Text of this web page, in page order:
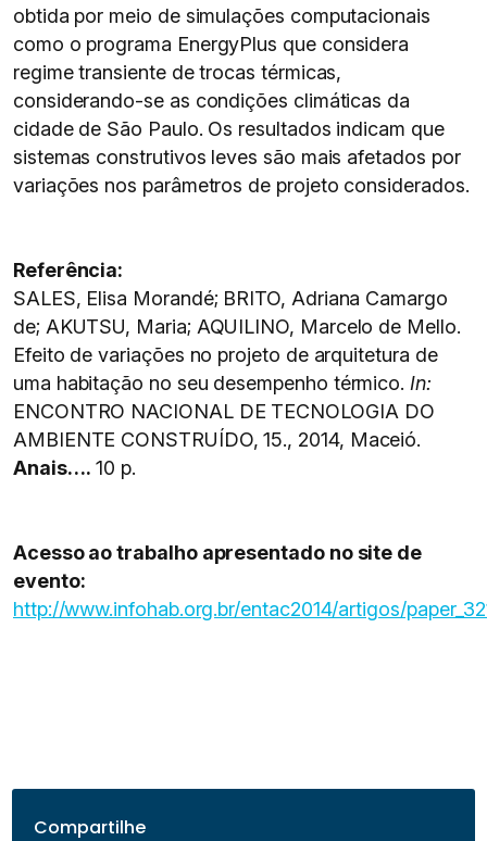
obtida por meio de simulações computacionais
como o programa EnergyPlus que considera
regime transiente de trocas térmicas,
considerando-se as condições climáticas da
cidade de São Paulo. Os resultados indicam que
sistemas construtivos leves são mais afetados por
variações nos parâmetros de projeto considerados.
Referência:
SALES, Elisa Morandé; BRITO, Adriana Camargo
de; AKUTSU, Maria; AQUILINO, Marcelo de Mello.
Efeito de variações no projeto de arquitetura de
uma habitação no seu desempenho térmico. In:
ENCONTRO NACIONAL DE TECNOLOGIA DO
AMBIENTE CONSTRUÍDO, 15., 2014, Maceió.
Anais…. 10 p.
Acesso ao trabalho apresentado no site de
evento:
http://www.infohab.org.br/entac2014/artigos/
Compartilhe